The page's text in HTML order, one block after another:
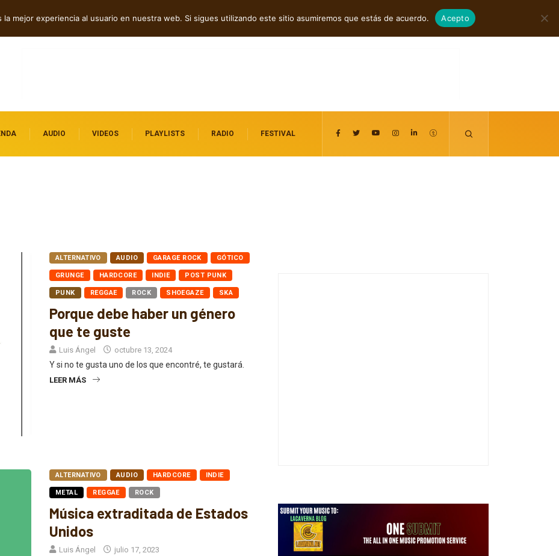
agosto 8, 2026
AUDIO VIDEOS PLAYLISTS RADIO FESTIVAL
ALTERNATIVO AUDIO GARAGE ROCK GÓTICO
GRUNGE HARDCORE INDIE POST PUNK
PUNK REGGAE ROCK SHOEGAZE SKA
Porque debe haber un género
que te guste
Luis Ángel octubre 13, 2024
Y si no te gusta uno de los que encontré, te gustará.
LEER MÁS
ALTERNATIVO AUDIO HARDCORE INDIE
METAL REGGAE ROCK
Música extraditada de Estados
Unidos
Luis Ángel julio 17, 2023
la mejor experiencia al usuario en nuestra web. Si sigues utilizando este sitio asumiremos que estás de acuerdo. Acepto